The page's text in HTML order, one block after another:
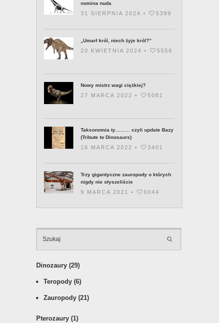
nomina nuda
31 SIERPNIA 2024 • 5399
„Umarł król, niech żyje król?”
20 KWIETNIA 2024 • 5556
Nowy mistrz wagi ciężkiej?
27 MARCA 2022 • 5081
Taksonomia ty……… czyli update Bazy
(Tribute to Dinosaurs)
16 MARCA 2022 • 3401
Trzy gigantyczne zauropody o których
nigdy nie słyszeliście
9 MARCA 2021 • 6044
Dinozaury (29)
Teropody (6)
Zauropody (21)
Pterozaury (1)